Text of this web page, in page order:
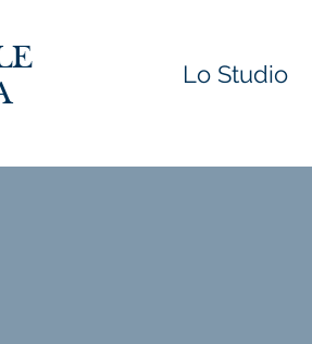
Lo Studio